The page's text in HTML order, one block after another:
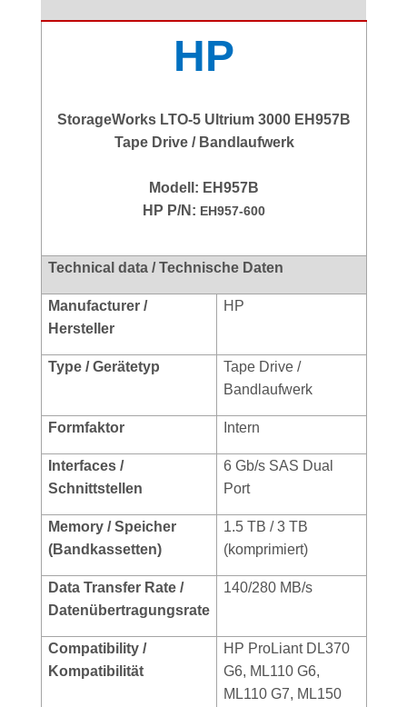
HP
StorageWorks LTO-5 Ultrium 3000 EH957B
Tape Drive / Bandlaufwerk
Modell: EH957B
HP P/N: EH957-600
Technical data / Technische Daten
Manufacturer /
Hersteller
HP
Type / Gerätetyp
Tape Drive /
Bandlaufwerk
Formfaktor Intern
Interfaces /
Schnittstellen
6 Gb/s SAS Dual
Port
Memory / Speicher
(Bandkassetten)
1.5 TB / 3 TB
(komprimiert)
Data Transfer Rate /
Datenübertragungsrate
140/280 MB/s
Compatibility /
Kompatibilität
HP ProLiant DL370
G6, ML110 G6,
ML110 G7, ML150